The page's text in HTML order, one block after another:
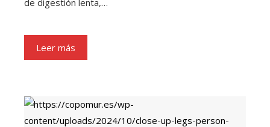
de digestión lenta,…
Leer más